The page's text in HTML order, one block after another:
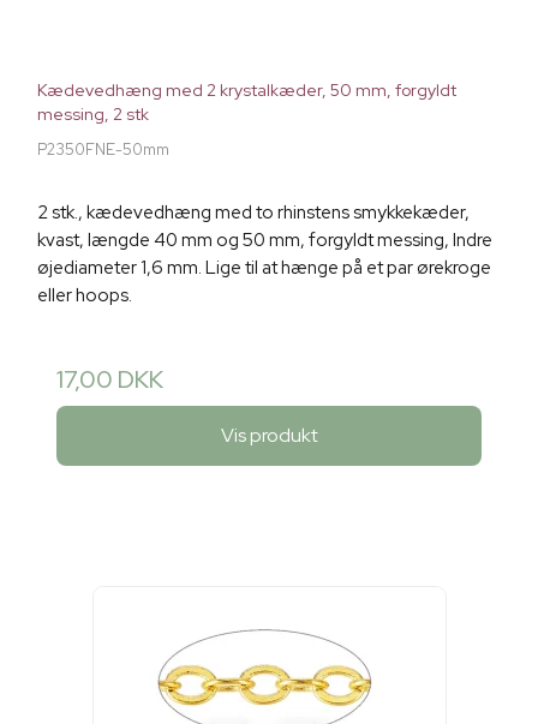
Kædevedhæng med 2 krystalkæder, 50 mm, forgyldt
messing, 2 stk
P2350FNE-50mm
2 stk., kædevedhæng med to rhinstens smykkekæder,
kvast, længde 40 mm og 50 mm, forgyldt messing, Indre
øjediameter 1,6 mm. Lige til at hænge på et par ørekroge
eller hoops.
17,00 DKK
Vis produkt